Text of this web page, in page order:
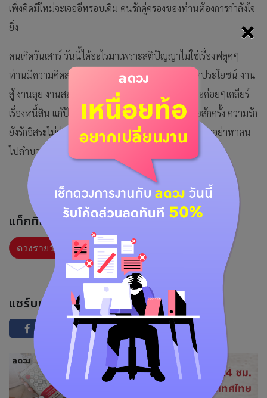
×
เพิ่งคิดมีใหม่จะเจออีหรอบเดิม คนรักคู่ครองของท่านต้องการกำลังใจ
ยิ่ง
คนเกิดวันเสาร์ วันนี้ได้อะไรมาเพราะสติปัญญาไม่ใช่เรื่องฟลุคๆ
ท่านมีความคิดสร้างสรรค์ใดๆควรเอาออกมาใช้ให้เกิดประโยชน์ งาน
สู้ งานลุย งานสะสางเป็นหนทางของท่าน การเงิน จะค่อยๆเคลียร์
เรื่องหนี้สิน แก้ปัญหาได้ถูกจุด ใครบอกโชคให้ลองเชื่อสักครั้ง ความรัก
ยังรักอิสระไม่ค่อยอยากผูกมัดมากนัก โลกส่วนตัวยังเยอะอย่าหาคน
ไปลำบากด้วยเลย คนรักคู่ครองมีเรื่องดื้อรั้นทำตามใจเสมอ
แท็กที่เกี่ยวข้อง :
ดวงรายวัน
แชร์บทความนี้ :